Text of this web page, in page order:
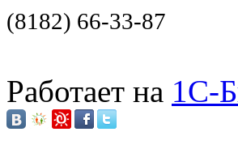
(8182) 66-33-87
Работает на 1C-